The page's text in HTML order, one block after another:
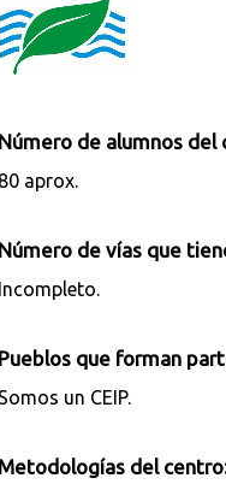
Número de alumnos del
80 aprox.
Número de vías que
Incompleto.
Pueblos que forman
Somos un CEIP.
Metodologías del